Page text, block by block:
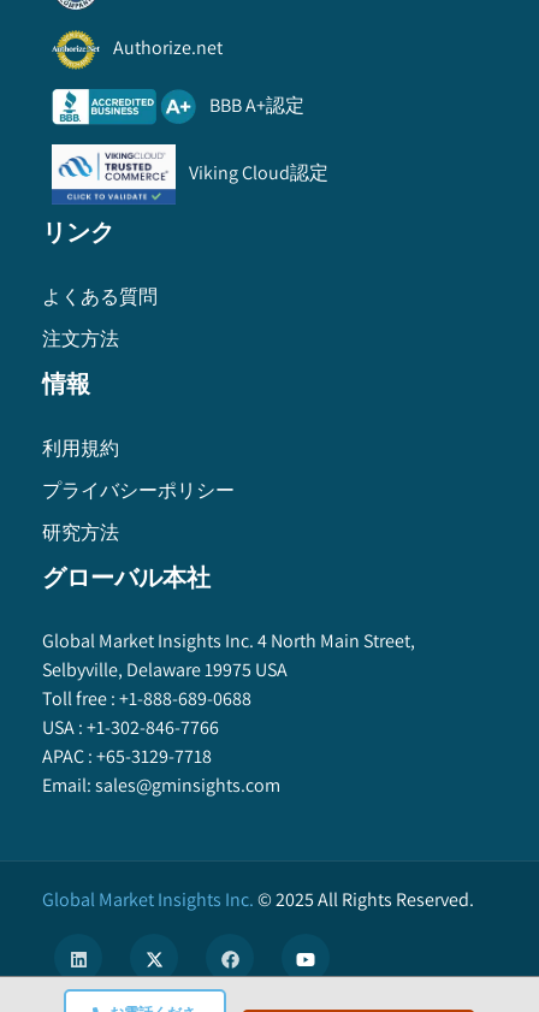
Authorize.net
BBB A+認定
Viking Cloud認定
リンク
よくある質問
注文方法
情報
利用規約
プライバシーポリシー
研究方法
グローバル本社
Global Market Insights Inc. 4 North Main Street,
Selbyville, Delaware 19975 USA
Toll free :+1-888-689-0688
USA :+1-302-846-7766
APAC :+65-3129-7718
Email:sales@gminsights.com
Global Market Insights Inc.©2025All Rights Reserved.